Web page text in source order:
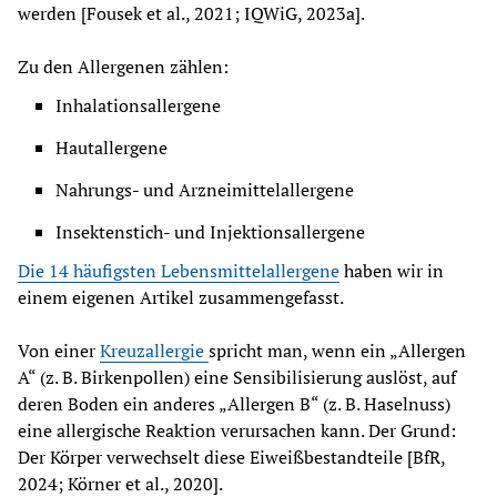
werden [Fousek et al., 2021; IQWiG, 2023a].
Zu den Allergenen zählen:
Inhalationsallergene
Hautallergene
Nahrungs- und Arzneimittelallergene
Insektenstich- und Injektionsallergene
Die 14 häufigsten Lebensmittelallergene haben wir in
einem eigenen Artikel zusammengefasst.
Von einer Kreuzallergie spricht man, wenn ein „Allergen
A“ (z. B. Birkenpollen) eine Sensibilisierung auslöst, auf
deren Boden ein anderes „Allergen B“ (z. B. Haselnuss)
eine allergische Reaktion verursachen kann. Der Grund:
Der Körper verwechselt diese Eiweißbestandteile [BfR,
2024; Körner et al., 2020].